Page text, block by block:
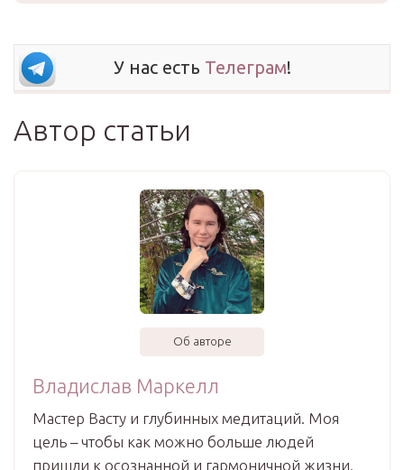
У нас есть Телеграм!
Автор статьи
Об авторе
Владислав Маркелл
Мастер Васту и глубинных медитаций. Моя
цель – чтобы как можно больше людей
пришли к осознанной и гармоничной жизни.